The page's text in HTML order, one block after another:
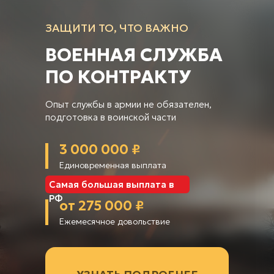
ЗАЩИТИ ТО, ЧТО ВАЖНО
ВОЕННАЯ СЛУЖБА
ПО КОНТРАКТУ
Опыт службы в армии не обязателен,
подготовка в воинской части
3 000 000 ₽
Единовременная выплата
от 275 000 ₽
Ежемесячное довольствие
Самая большая выплата в
РФ